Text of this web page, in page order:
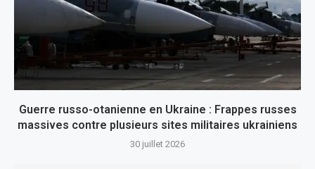
Guerre russo-otanienne en Ukraine : Frappes russes
massives contre plusieurs sites militaires ukrainiens
30 juillet 2026